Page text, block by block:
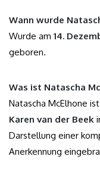
Wann wurde
Wurde am 14.
geboren.
Was ist Natascha
Natascha McElhone
Karen van der Beek
Darstellung einer
Anerkennung